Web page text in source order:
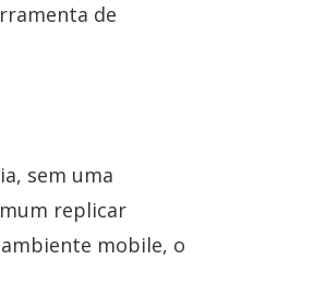
de
sem uma
replicar
mobile, o